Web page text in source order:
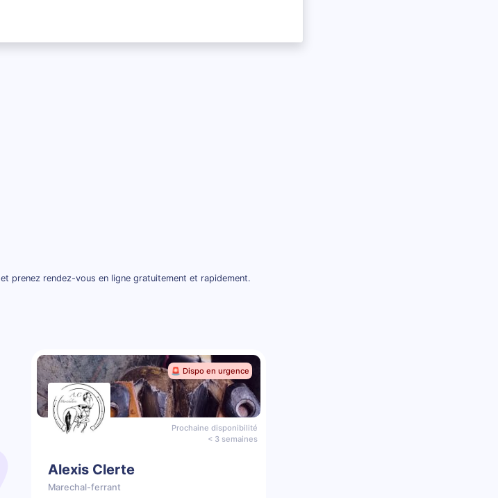
prenez rendez-vous en ligne gratuitement et rapidement.
🚨 Dispo en urgence
Prochaine disponibilité
< 3 semaines
Alexis Clerte
Marechal-ferrant